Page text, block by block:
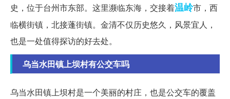
史，位于台州市东部。这里濒临东海，交接着温岭市，西
临横街镇，北接蓬街镇。金清不仅历史悠久，风景宜人，
也是一处值得探访的好去处。
乌当水田镇上坝村有公交车吗
乌当水田镇上坝村是一个美丽的村庄，也是公交车的覆盖